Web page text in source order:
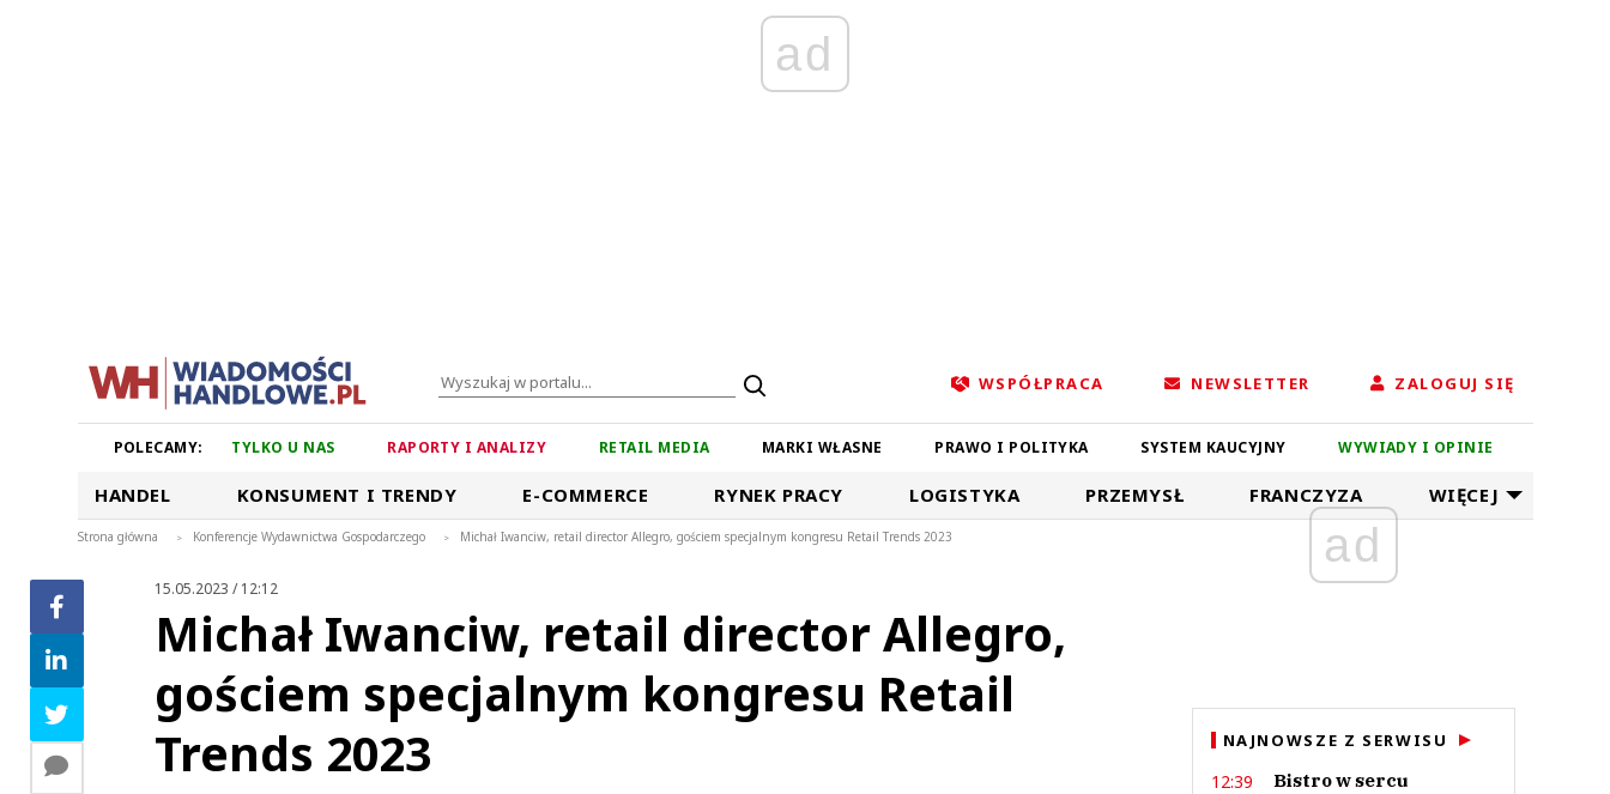
ad
WSPÓŁPRACA NEWSLETTER ZALOGUJ SIĘ
POLECAMY: TYLKO U NAS RAPORTY I ANALIZY RETAIL MEDIA MARKI WŁASNE PRAWO I POLITYKA SYSTEM KAUCYJNY WYWIADY I OPINIE
HANDEL KONSUMENT I TRENDY E-COMMERCE RYNEK PRACY LOGISTYKA PRZEMYSŁ FRANCZYZA WIĘCEJ
Strona główna > Konferencje Wydawnictwa Gospodarczego > Michał Iwanciw, retail director Allegro, gościem specjalnym kongresu Retail Trends 2023
15.05.2023 / 12:12
Michał Iwanciw, retail director Allegro,
gościem specjalnym kongresu Retail
Trends 2023
ad
NAJNOWSZE Z SERWISU
12:39
Bistro w sercu